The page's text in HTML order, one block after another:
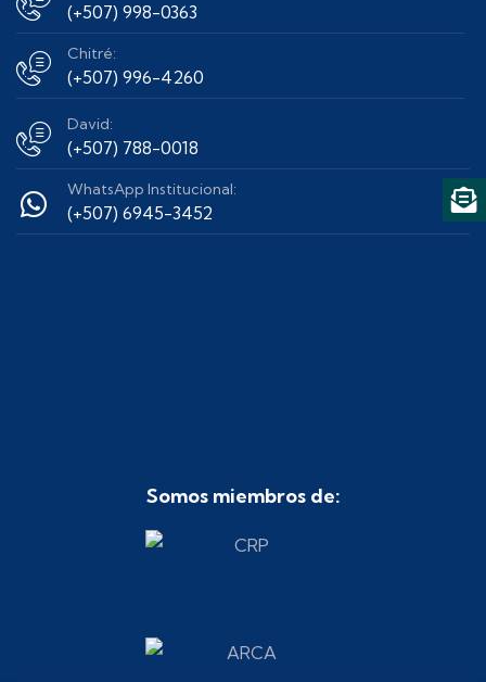
(+507) 998-0363
Chitré:
(+507) 996-4260
David:
(+507) 788-0018
WhatsApp Institucional:
(+507) 6945-3452
Somos miembros de: